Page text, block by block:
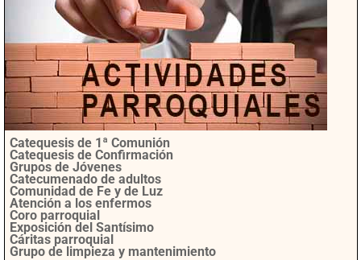
Catequesis de 1ª Comunión
Catequesis de Confirmación
Grupos de Jóvenes
Catecumenado de adultos
Comunidad de Fe y de Luz
Atención a los enfermos
Coro parroquial
Exposición del Santísimo
Cáritas parroquial
Grupo de limpieza y mantenimiento